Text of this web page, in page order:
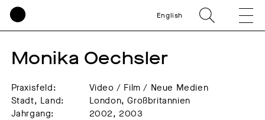
English
Monika Oechsler
Praxisfeld:
Video / Film / Neue Medien
Stadt, Land:
London, Großbritannien
Jahrgang:
2002, 2003